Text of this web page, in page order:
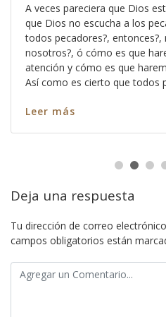
A veces pareciera que Dios
que Dios no escucha a los
todos pecadores?,
nosotros?, ó cómo es que
atención y cómo es que
Así como es cierto que todos
Leer más
Deja una respuesta
Tu dirección de correo
campos obligatorios están